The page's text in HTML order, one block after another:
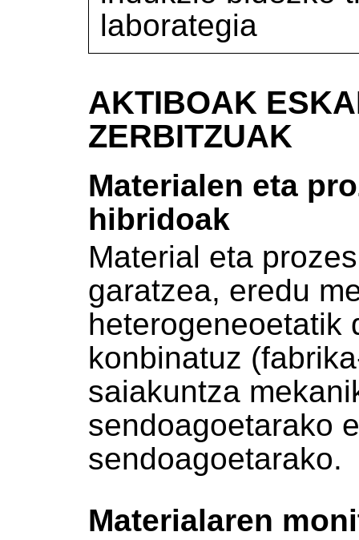
laborategia
AKTIBOAK
ZERBITZUAK
Materialen eta
hibridoak
Material eta
garatzea, eredu
heterogeneoetatik
konbinatuz
saiakuntza
sendoagoetarako
sendoagoetarako.
Materialaren